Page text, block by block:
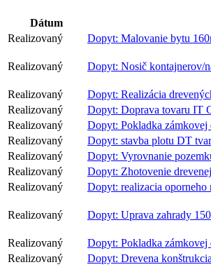
Dátum
Realizovaný
Dopyt: Malovanie bytu
Realizovaný Dopyt: Nosič kontajnerov/
Realizovaný
Dopyt: Realizácia
Realizovaný
Dopyt: Doprava tovaru IT
Realizovaný
Dopyt: Pokladka zámkovej
Realizovaný
Dopyt: stavba plotu DT
Realizovaný
Dopyt: Vyrovnanie
Realizovaný
Dopyt: Zhotovenie
Realizovaný
Dopyt: realizacia oporneho
Realizovaný Dopyt: Uprava zahrady
Realizovaný
Dopyt: Pokladka zámkovej
Realizovaný
Dopyt: Drevena